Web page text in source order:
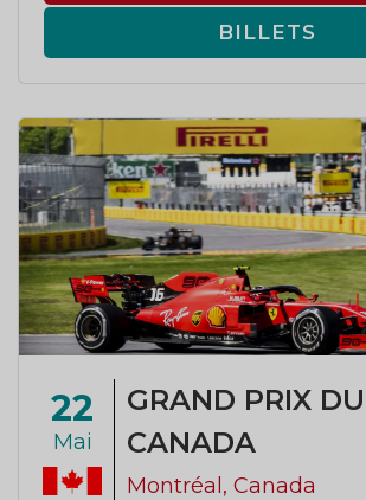
BILLETS
22
Mai
GRAND PRIX DU
CANADA
Montréal, Canada